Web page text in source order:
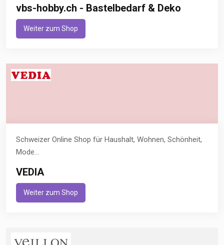
vbs-hobby.ch - Bastelbedarf & Deko
Weiter zum Shop
Schweizer Online Shop für Haushalt, Wohnen, Schönheit,
Mode...
VEDIA
Weiter zum Shop